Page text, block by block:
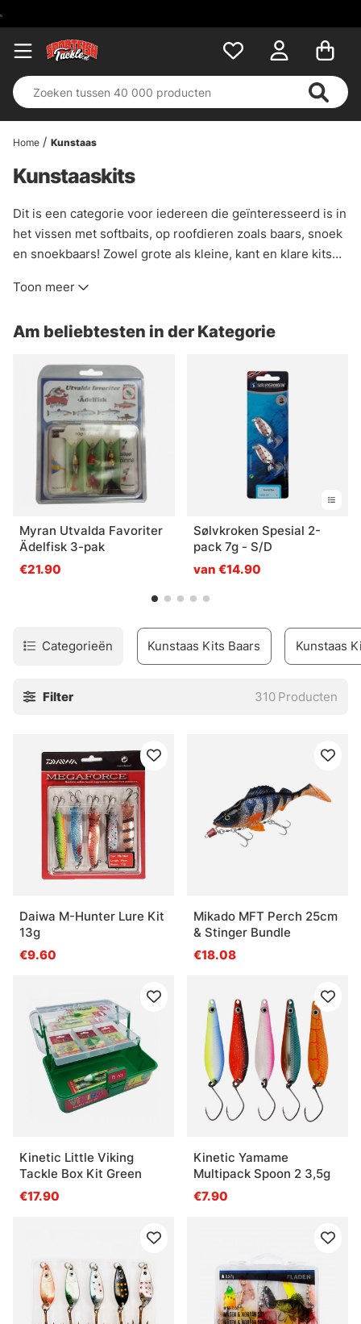
Home Kunstaas
Kunstaaskits
Dit is een categorie voor iedereen die geïnteresseerd is in
het vissen met softbaits, op roofdieren zoals baars, snoek
en snoekbaars! Zowel grote als kleine, kant en klare kits
Vaak is het fijn om gewoon een kant en klaar doosje te
bevatten genoeg producten voor een heel seizoen vissen!
Toon meer
Am beliebtesten in der Kategorie
Myran Utvalda Favoriter
Ädelfisk 3-pak
€21.90
Sølvkroken Spesial 2-
pack 7g - S/D
van €14.90
Categorieën Kunstaas Kits Baars Kunstaas
Filter 310 Producten
Daiwa M-Hunter Lure Kit
13g
€9.60
Mikado MFT Perch 25cm
& Stinger Bundle
€18.08
Kinetic Little Viking
Tackle Box Kit Green
€17.90
Kinetic Yamame
Multipack Spoon 2 3,5g
€7.90